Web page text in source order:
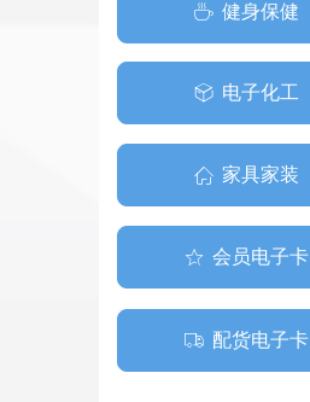
ꄘ 健身保健
ꁦ 电子化工
ꀇ 家具家装
ꄃ 会员电子卡
ꄉ 配货电子卡